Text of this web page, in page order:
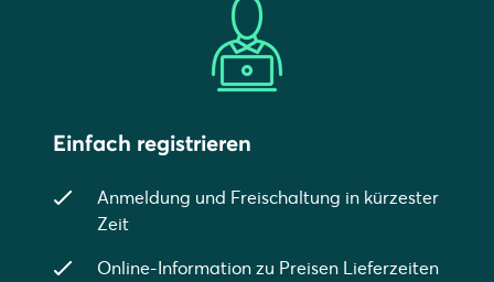
Einfach registrieren
Anmeldung und Freischaltung in kürzester
Zeit
Online-Information zu Preisen Lieferzeiten